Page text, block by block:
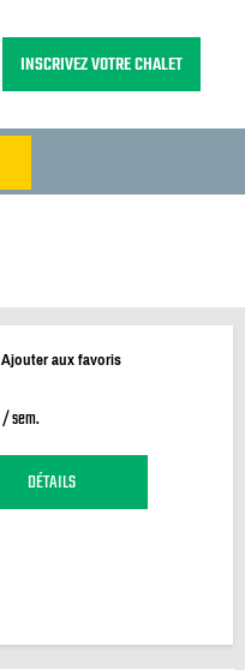
INSCRIVEZ VOTRE CHALET
Ajouter aux favoris
/ sem.
DÉTAILS